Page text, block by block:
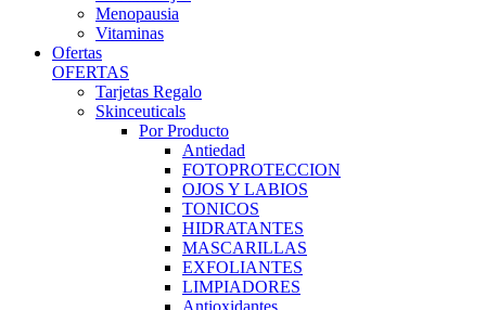
Menopausia
Vitaminas
Ofertas
OFERTAS
Tarjetas Regalo
Skinceuticals
Por Producto
Antiedad
FOTOPROTECCION
OJOS Y LABIOS
TONICOS
HIDRATANTES
MASCARILLAS
EXFOLIANTES
LIMPIADORES
Antioxidantes